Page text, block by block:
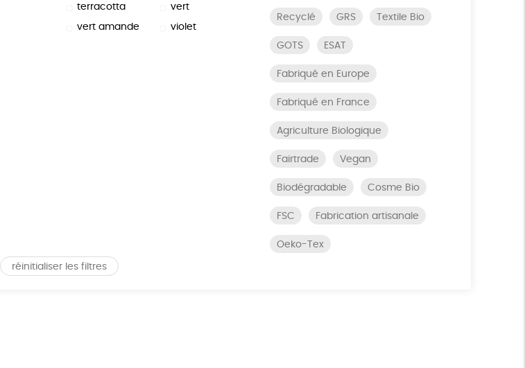
terracotta vert
vert amande violet
Recyclé GRS Textile Bio
GOTS ESAT
Fabriqué en Europe
Fabriqué en France
Agriculture Biologique
Fairtrade Vegan
Biodégradable Cosme Bio
FSC Fabrication artisanale
Oeko-Tex
réinitialiser les filtres